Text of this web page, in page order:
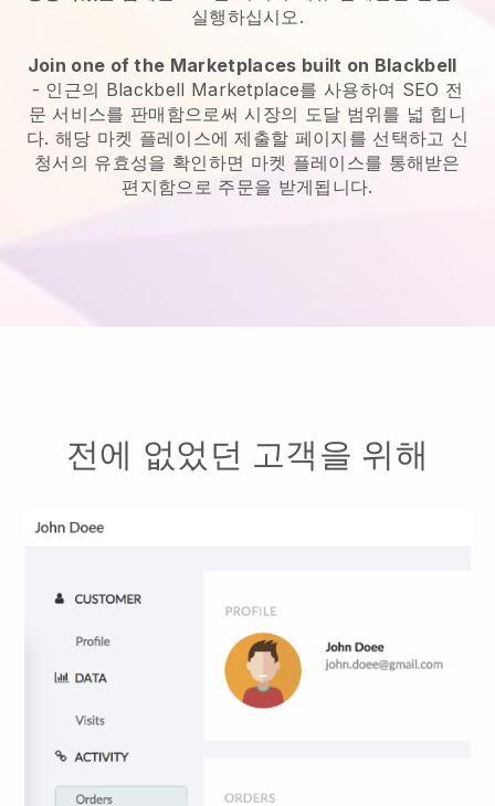
실행하십시오.
Join one of the Marketplaces built on Blackbell
- 인근의 Blackbell Marketplace를 사용하여 SEO 전
문 서비스를 판매함으로써 시장의 도달 범위를 넓 힙니
다. 해당 마켓 플레이스에 제출할 페이지를 선택하고 신
청서의 유효성을 확인하면 마켓 플레이스를 통해받은
편지함으로 주문을 받게됩니다.
전에 없었던 고객을 위해